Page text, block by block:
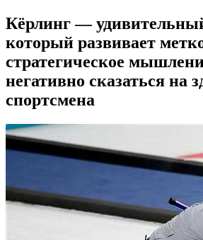
Кёрлинг —
который развивает
стратегическое
негативно сказаться на
спортсмена